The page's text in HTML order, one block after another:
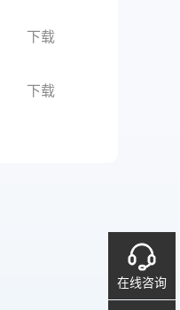
下载
下载
在线咨询